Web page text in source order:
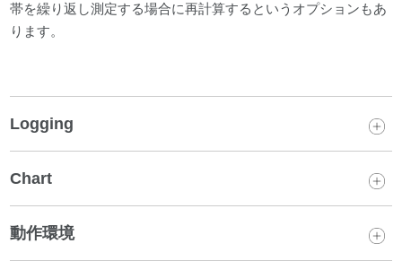
帯を繰り返し測定する場合に再計算するというオプションもあ
ります。
Logging
Chart
動作環境